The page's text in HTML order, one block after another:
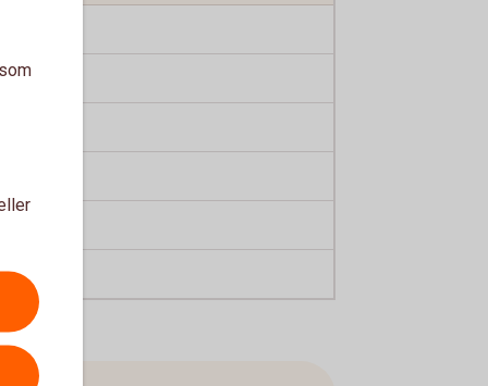
764
311